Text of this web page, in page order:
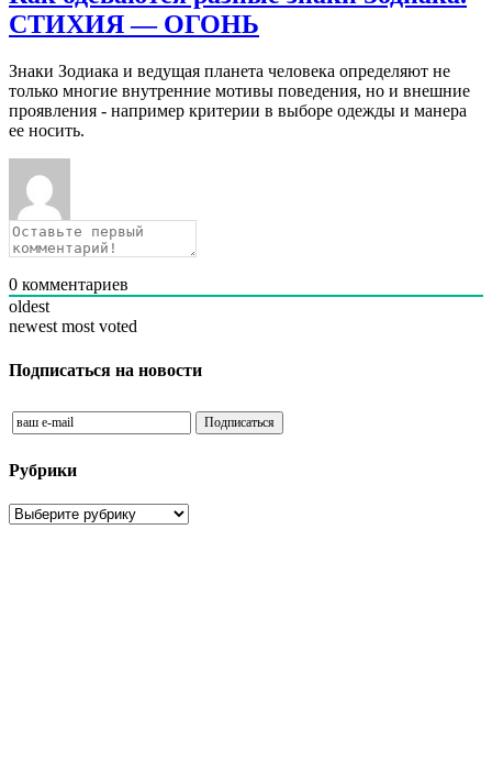
СТИХИЯ — ОГОНЬ
Знаки Зодиака и ведущая планета человека определяют не
только многие внутренние мотивы поведения, но и внешние
проявления - например критерии в выборе одежды и манера
ее носить.
0 комментариев
oldest
newest most voted
Подписаться на новости
Рубрики
Рубрики